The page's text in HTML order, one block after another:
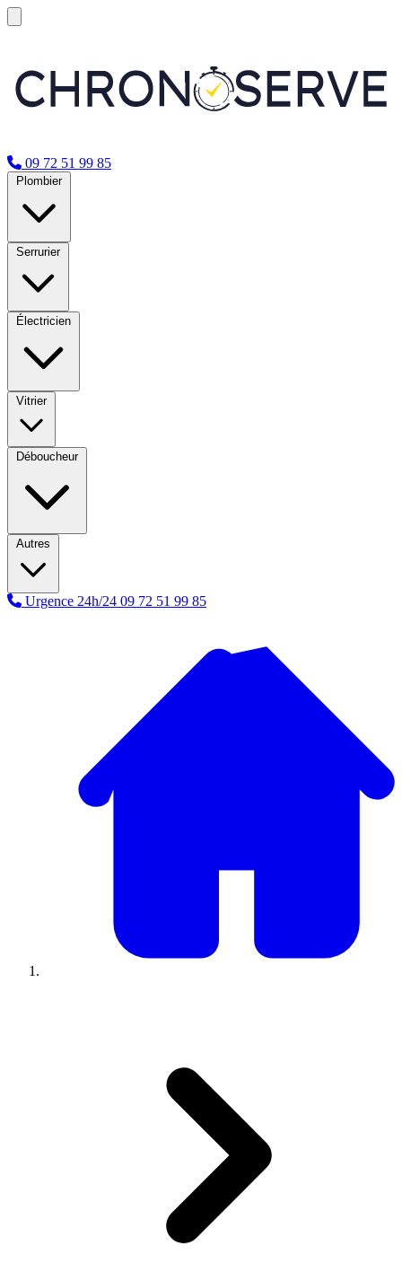
09 72 51 99 85
Plombier
Serrurier
Électricien
Vitrier
Déboucheur
Autres
Urgence 24h/24 09 72 51 99 85